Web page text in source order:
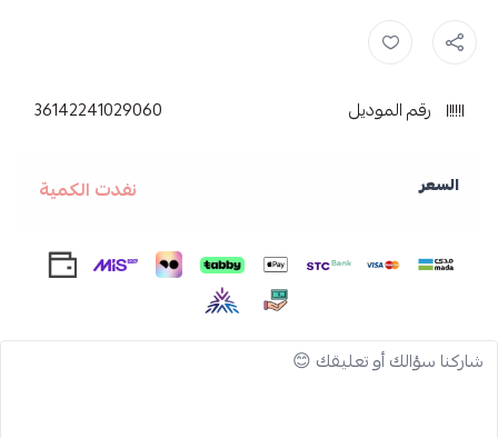
بورجوا , بورجوا احمر الشفاه ,
رقم الموديل 36142241029060
السعر نفدت الكمية